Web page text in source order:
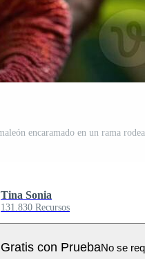
Tina Sonia
131.830 Recursos
Gratis con PruebaNo se